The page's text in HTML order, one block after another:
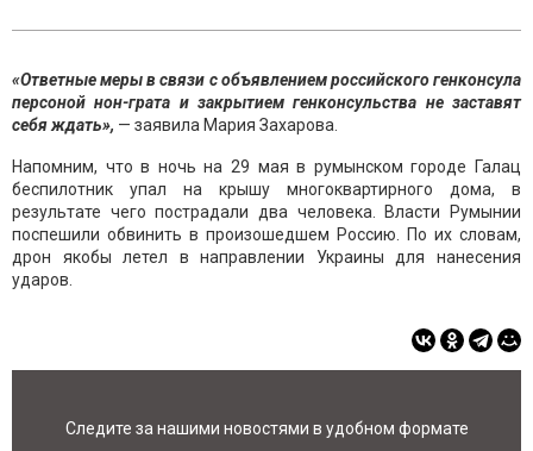
«Ответные меры в связи с объявлением российского генконсула
персоной нон-грата и закрытием генконсульства не заставят
себя ждать», — заявила Мария Захарова.
Напомним, что в ночь на 29 мая в румынском городе Галац
беспилотник упал на крышу многоквартирного дома, в
результате чего пострадали два человека. Власти Румынии
поспешили обвинить в произошедшем Россию. По их словам,
дрон якобы летел в направлении Украины для нанесения
ударов.
Следите за нашими новостями в удобном формате